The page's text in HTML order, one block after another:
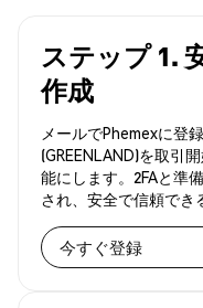
ステップ 1.
作成
メールでPhemexに登
(GREENLAND)を取引
能にします。2FAと準
され、安全で信頼でき
今すぐ登録